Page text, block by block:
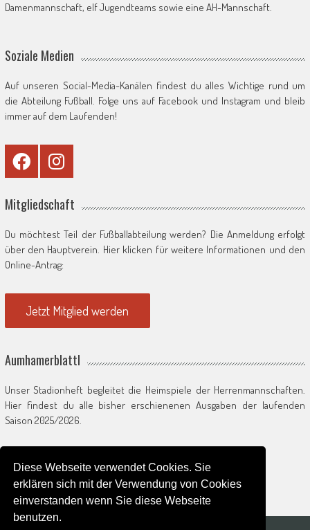
Diese Webseite verwendet Cookies. Sie
erklären sich mit der Verwendung von Cookies
einverstanden wenn Sie diese Webseite
benutzen.
Damenmannschaft, elf Jugendteams sowie eine AH-Mannschaft.
Soziale Medien
Auf unseren Social-Media-Kanälen findest du alles Wichtige rund um
die Abteilung Fußball. Folge uns auf Facebook und Instagram und bleib
immer auf dem Laufenden!
Mitgliedschaft
Du möchtest Teil der Fußballabteilung werden? Die Anmeldung erfolgt
über den Hauptverein. Hier klicken für weitere Informationen und den
Online-Antrag:
Jetzt Mitglied werden
Aumhamerblattl
Unser Stadionheft begleitet die Heimspiele der Herrenmannschaften.
Hier findest du alle bisher erschienenen Ausgaben der laufenden
Saison 2025/2026.
Zum Saisonarchiv